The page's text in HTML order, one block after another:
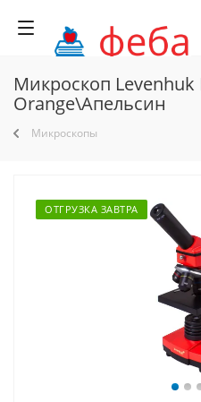
Микроскоп Levenhuk
Orange\Апельсин
Микроскопы
ОТГРУЗКА ЗАВТРА